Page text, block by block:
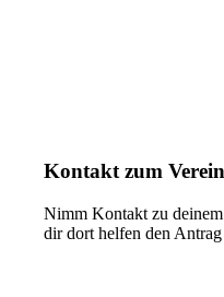
Kontakt zum
Nimm Kontakt zu
dir dort helfen den